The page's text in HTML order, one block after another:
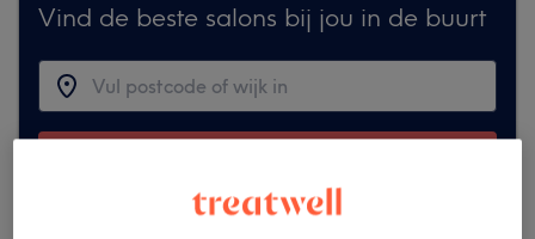
Vind de beste salons bij jou in de buurt